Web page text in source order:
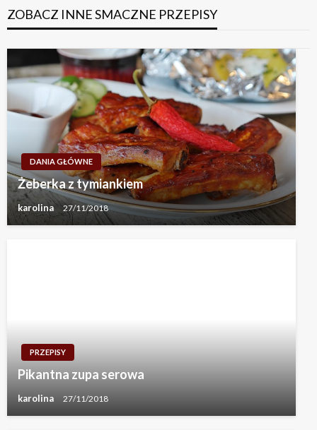
ZOBACZ INNE SMACZNE PRZEPISY
DANIA GŁÓWNE
Żeberka z tymiankiem
karolina 27/11/2018
PRZEPISY
Pikantna zupa serowa
karolina 27/11/2018